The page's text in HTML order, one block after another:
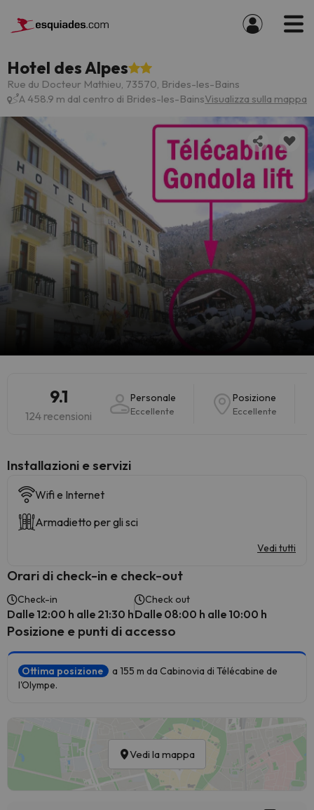
Hotel des Alpes
Rue du Docteur Mathieu, 73570, Brides-les-Bains
A 458.9 m dal centro di Brides-les-BainsVisualizza sulla mappa
9.1
124 recensioni
Personale
Eccellente
Posizione
Eccellente
Installazioni e servizi
Wifi e Internet
Armadietto per gli sci
Vedi tutti
Orari di check-in e check-out
Check-in
Dalle 12:00 h alle 21:30 h
Check out
Dalle 08:00 h alle 10:00 h
Posizione e punti di accesso
Ottima posizione
a 155 m da Cabinovia di Télécabine de
l'Olympe.
Vedi la mappa